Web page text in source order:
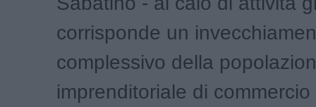
corrisponde un
complessivo della
imprenditoriale di